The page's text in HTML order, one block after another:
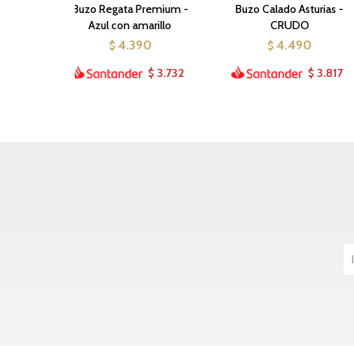
Buzo Regata Premium -
Azul con amarillo
$ 4.390
$ 3.732
Buzo Calado Asturias -
CRUDO
$ 4.490
$ 3.817